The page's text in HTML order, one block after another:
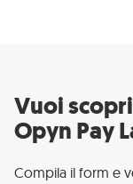
Vuoi
Opyn Pay
Compila il form e